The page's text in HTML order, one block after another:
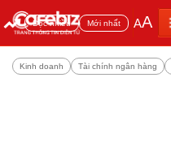
Đọc nhiều Mới nhất AA
Kinh doanh Tài chính ngân hàng